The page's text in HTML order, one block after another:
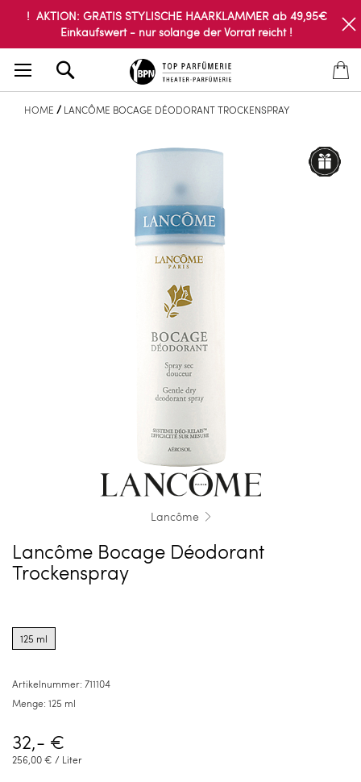
! AKTION: GRATIS STYLISCHE HAARKLAMMER ab 49,95€
Einkaufswert - nur solange der Vorrat reicht !
HOME LANCÔME BOCAGE DÉODORANT TROCKENSPRAY
Lancôme
Lancôme Bocage Déodorant
Trockenspray
options
for
125 ml
Artikelnummer: 711104
Menge: 125 ml
32,- €
256,00 € / Liter